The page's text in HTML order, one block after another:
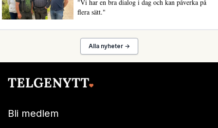
"Vi har en bra dialog i dag och kan påverka på
flera sätt."
Alla nyheter →
Bli medlem